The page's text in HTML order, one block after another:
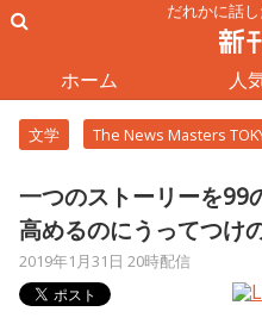
だれかに話
ホーム 人
文学 The News Masters
一つのストーリーを
高めるのにうってつけ
2019年1月31日 20時配信